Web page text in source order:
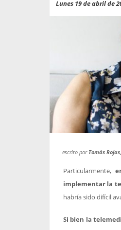
Lunes 19 de abril de
escrito por Tomás
Particularmente,
implementar la
habría sido difícil
Si bien la
entregados por la